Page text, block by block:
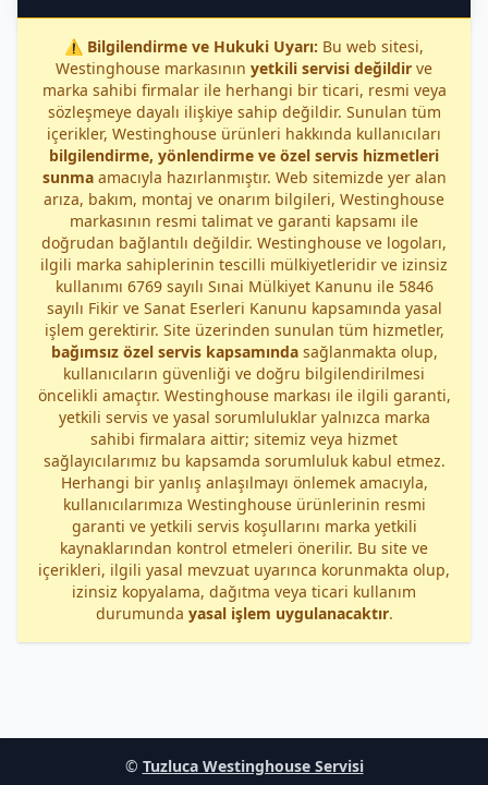
⚠️ Bilgilendirme ve Hukuki Uyarı: Bu web sitesi,
Westinghouse markasının yetkili servisi değildir ve
marka sahibi firmalar ile herhangi bir ticari, resmi veya
sözleşmeye dayalı ilişkiye sahip değildir. Sunulan tüm
içerikler, Westinghouse ürünleri hakkında kullanıcıları
bilgilendirme, yönlendirme ve özel servis hizmetleri
sunmaamacıyla hazırlanmıştır. Web sitemizde yer alan
arıza, bakım, montaj ve onarım bilgileri, Westinghouse
markasının resmi talimat ve garanti kapsamı ile
doğrudan bağlantılı değildir. Westinghouse ve logoları,
ilgili marka sahiplerinin tescilli mülkiyetleridir ve izinsiz
kullanımı 6769 sayılı Sınai Mülkiyet Kanunu ile 5846
sayılı Fikir ve Sanat Eserleri Kanunu kapsamında yasal
işlem gerektirir. Site üzerinden sunulan tüm hizmetler,
bağımsız özel servis kapsamındasağlanmakta olup,
kullanıcıların güvenliği ve doğru bilgilendirilmesi
öncelikli amaçtır. Westinghouse markası ile ilgili garanti,
yetkili servis ve yasal sorumluluklar yalnızca marka
sahibi firmalara aittir; sitemiz veya hizmet
sağlayıcılarımız bu kapsamda sorumluluk kabul etmez.
Herhangi bir yanlış anlaşılmayı önlemek amacıyla,
kullanıcılarımıza Westinghouse ürünlerinin resmi
garanti ve yetkili servis koşullarını marka yetkili
kaynaklarından kontrol etmeleri önerilir. Bu site ve
içerikleri, ilgili yasal mevzuat uyarınca korunmakta olup,
izinsiz kopyalama, dağıtma veya ticari kullanım
durumunda yasal işlem uygulanacaktır.
© Tuzluca Westinghouse Servisi